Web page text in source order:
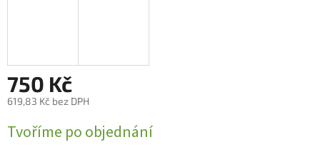
750 Kč
619,83 Kč bez DPH
cena:
Tvoříme po objednání